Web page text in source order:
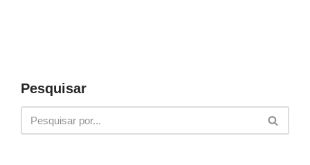
Pesquisar